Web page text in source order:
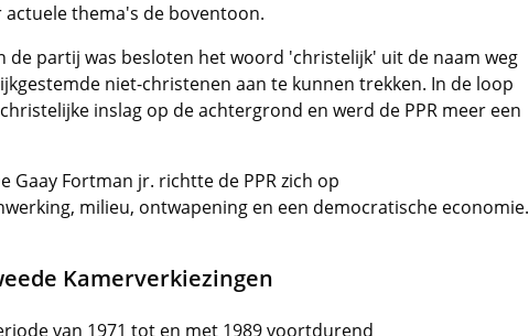
thema's de boventoon.
de partij was besloten het woord 'christelijk' uit de naam weg
niet-christenen aan te kunnen trekken. In de loop
inslag op de achtergrond en werd de PPR meer een
Gaay Fortman jr. richtte de PPR zich op
milieu, ontwapening en een democratische economie.
Kamerverkiezingen
van 1971 tot en met 1989 voortdurend